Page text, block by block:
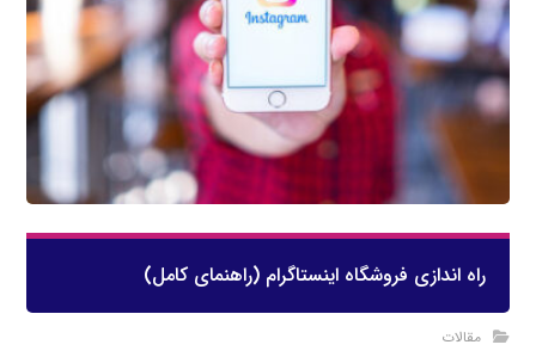
راه اندازی فروشگاه اینستاگرام (راهنمای کامل)
مقالات